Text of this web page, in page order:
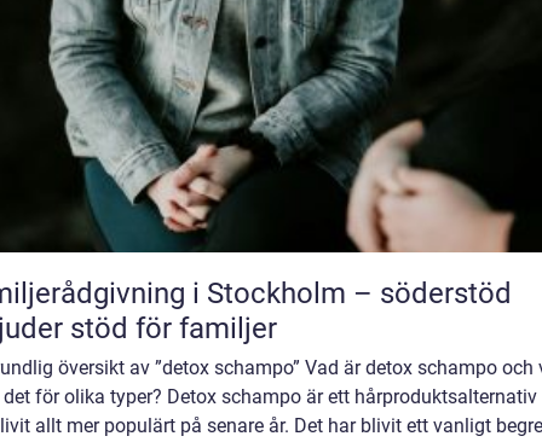
i Stockholm – söderstöd
stöd för familjer
översikt av ”detox schampo” Vad är detox schampo och
för olika typer? Detox schampo är ett hårproduktsalternativ
allt mer populärt på senare år. Det har blivit ett vanligt